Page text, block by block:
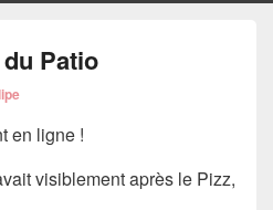
Patio
en ligne !
visiblement après le Pizz,